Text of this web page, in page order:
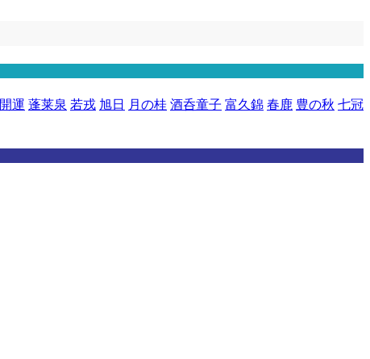
開運 蓬莱泉 若戎 旭日 月の桂 酒呑童子 富久錦 春鹿 豊の秋 七冠